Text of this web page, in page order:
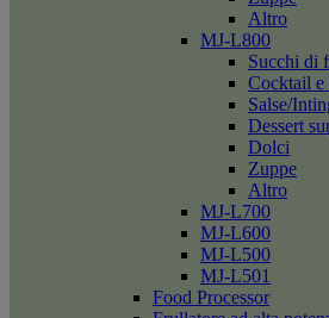
Altro
MJ-L800
Succhi di
Cocktail e
Salse/
Dessert
Dolci
Zuppe
Altro
MJ-L700
MJ-L600
MJ-L500
MJ-L501
Food Processor